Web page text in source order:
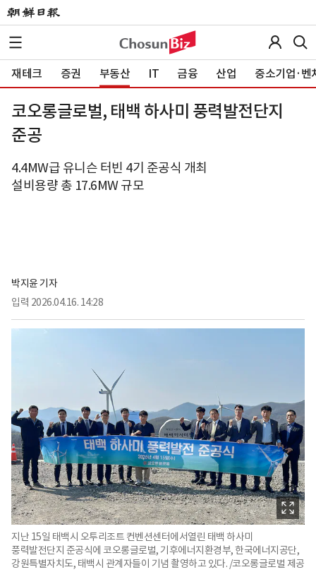
재테크 증권 부동산 IT 금융 산업 중소기업·벤
코오롱글로벌, 태백 하사미 풍력발전단지
준공
4.4MW급 유니슨 터빈 4기 준공식 개최
설비용량 총 17.6MW 규모
박지윤 기자
입력 2026.04.16. 14:28
지난 15일 태백시 오투리조트 컨벤션센터에서열린 태백 하사미
풍력발전단지 준공식에 코오롱글로벌, 기후에너지환경부, 한국에너지공단,
강원특별자치도, 태백시 관계자들이 기념 촬영하고 있다. /코오롱글로벌 제공